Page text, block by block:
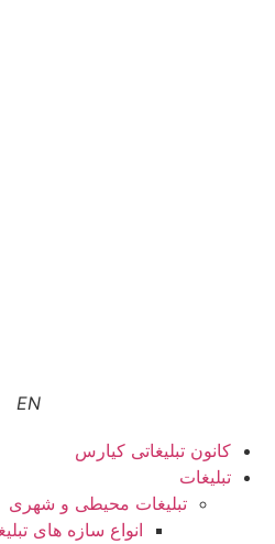
EN
کانون تبلیغاتی کیارس
تبلیغات
تبلیغات محیطی و شهری
انواع سازه‌ های